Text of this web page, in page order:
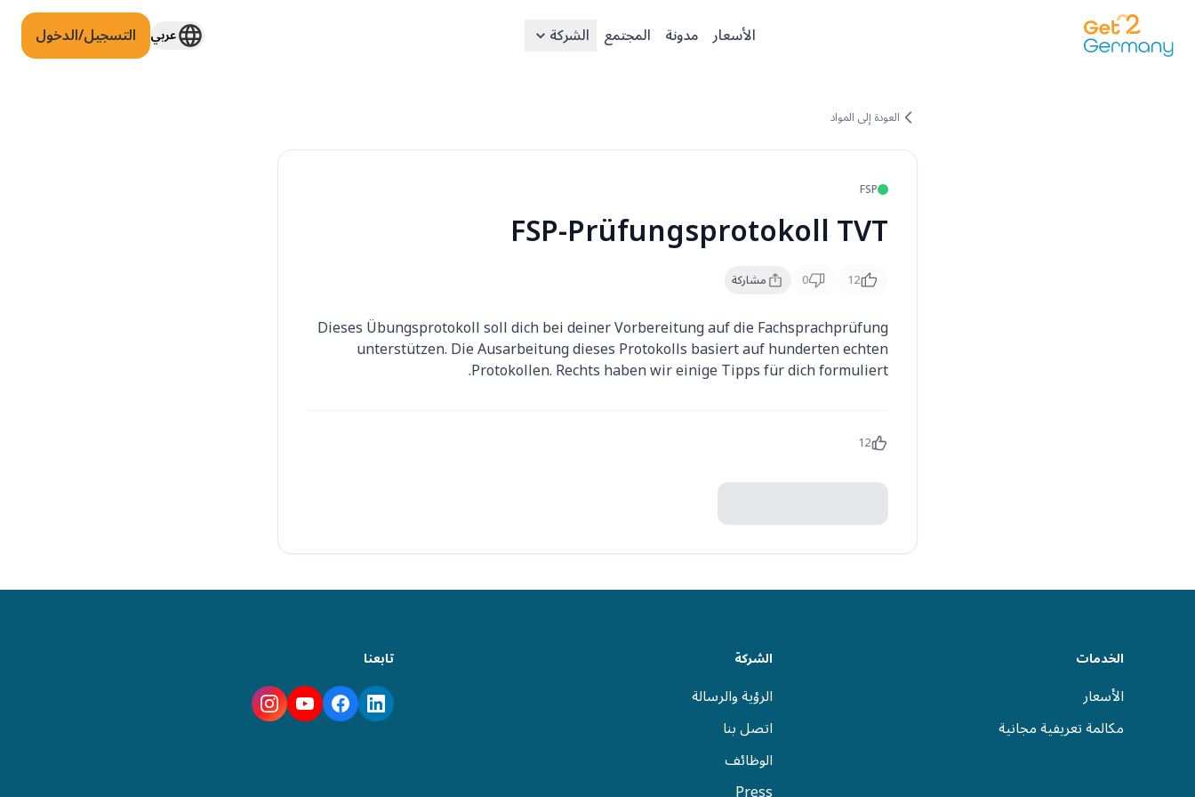
الأسعار مدونة المجتمع الشركة عربي التسجيل/الدخول
العودة إلى المواد
FSP
FSP-Prüfungsprotokoll TVT
12
0 مشاركة
Dieses Übungsprotokoll soll dich bei deiner Vorbereitung auf die Fachsprachprüfung
unterstützen. Die Ausarbeitung dieses Protokolls basiert auf hunderten echten
Protokollen. Rechts haben wir einige Tipps für dich formuliert.
12
الخدمات
الأسعار
مكالمة تعريفية مجانية
الشركة
الرؤية والرسالة
اتصل بنا
الوظائف
تابعنا